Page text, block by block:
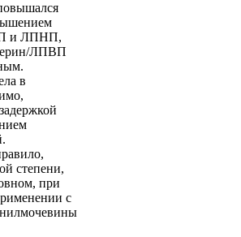
и ЛПНП,
ЛПВП
в
степени,
при
с